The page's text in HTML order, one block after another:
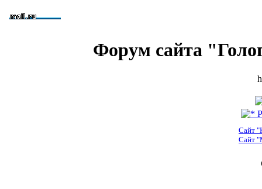
Форум сайта
Сайт
Сайт